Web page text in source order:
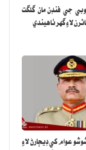
جي فنڊن مان گلگت
لاءِ گهر ٺاهيندي
عوام کي ڊيڄارڻ لاءِ